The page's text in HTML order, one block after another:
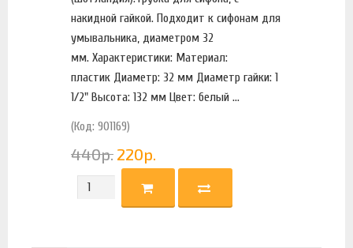
накидной гайкой. Подходит к сифонам для
умывальника, диаметром 32
мм. Характеристики: Материал:
пластик Диаметр: 32 мм Диаметр гайки: 1
1/2" Высота: 132 мм Цвет: белый ...
(Код: 901169)
440р. 220р.